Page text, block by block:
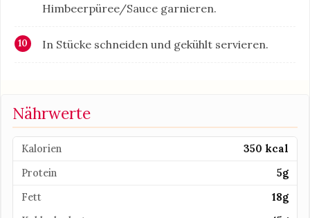
Himbeerpüree/Sauce garnieren.
In Stücke schneiden und gekühlt servieren.
Nährwerte
Kalorien
350 kcal
Protein
5g
Fett
18g